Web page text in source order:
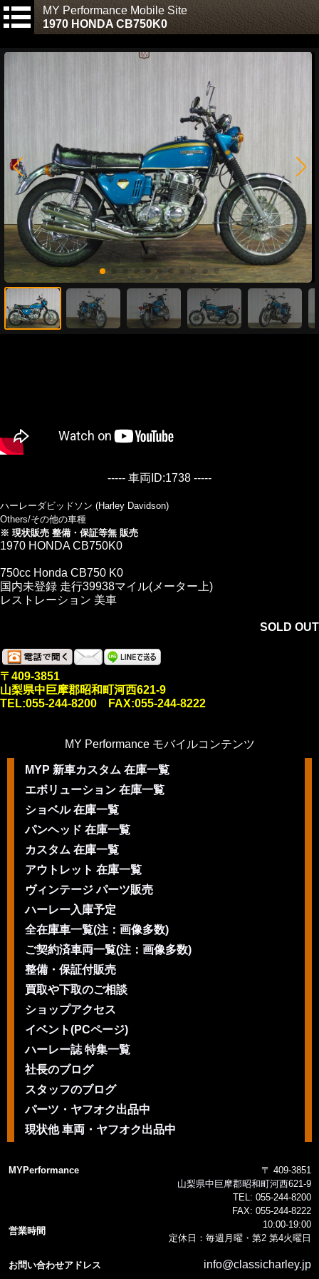
MY Performance Mobile Site
1970 HONDA CB750K0
----- 車両ID:1738 -----
ハーレーダビッドソン (Harley Davidson)
Others/その他の車種
※ 現状販売 整備・保証等無 販売
1970 HONDA CB750K0
750cc Honda CB750 K0
国内未登録 走行39938マイル(メーター上)
レストレーション 美車
SOLD OUT
〒409-3851
山梨県中巨摩郡昭和町河西621-9
TEL:055-244-8200 FAX:055-244-8222
MY Performance モバイルコンテンツ
MYP 新車カスタム 在庫一覧
エボリューション 在庫一覧
ショベル 在庫一覧
パンヘッド 在庫一覧
カスタム 在庫一覧
アウトレット 在庫一覧
ヴィンテージ パーツ販売
ハーレー入庫予定
全在庫車一覧(注：画像多数)
ご契約済車両一覧(注：画像多数)
整備・保証付販売
買取や下取のご相談
ショップアクセス
イベント(PCページ)
ハーレー誌 特集一覧
社長のブログ
スタッフのブログ
パーツ・ヤフオク出品中
現状他 車両・ヤフオク出品中
MYPerformance
〒 409-3851
山梨県中巨摩郡昭和町河西621-9
TEL: 055-244-8200
FAX: 055-244-8222
営業時間
10:00-19:00
定休日：毎週月曜・第2 第4火曜日
お問い合わせアドレス info@classicharley.jp